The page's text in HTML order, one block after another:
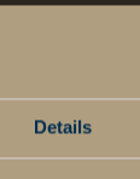
Details